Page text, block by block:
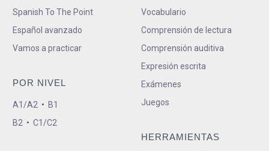
Spanish To The Point
Español avanzado
Vamos a practicar
POR NIVEL
A1/A2 • B1
B2 • C1/C2
Vocabulario
Comprensión de lectura
Comprensión auditiva
Expresión escrita
Exámenes
Juegos
HERRAMIENTAS